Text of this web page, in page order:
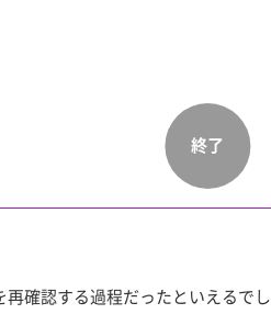
終了
再確認する過程だったといえるでし